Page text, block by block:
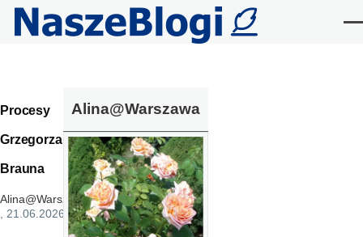
Przejdź do treści
Procesy
Grzegorza
Brauna
Alina@Warszawa
, 21.06.2026
Alina@Warszawa